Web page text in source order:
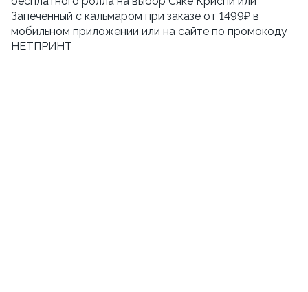
Запеченный с кальмаром при заказе от 1499₽ в
мобильном приложении или на сайте по промокоду
НЕТПРИНТ